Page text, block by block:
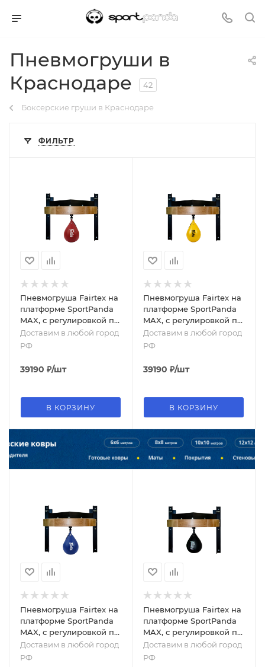
Пневмогруши в
Краснодаре
42
Боксерские груши в Краснодаре
ФИЛЬТР
Пневмогруша Fairtex на
платформе SportPanda
MAX, с регулировкой по
высоте, красный
Доставим в любой город
РФ
39190 ₽/шт
В КОРЗИНУ
Пневмогруша Fairtex на
платформе SportPanda
MAX, с регулировкой по
высоте, желтый
Доставим в любой город
РФ
39190 ₽/шт
В КОРЗИНУ
Пневмогруша Fairtex на
платформе SportPanda
MAX, с регулировкой по
высоте, синий
Доставим в любой город
РФ
Пневмогруша Fairtex на
платформе SportPanda
MAX, с регулировкой по
высоте, черный
Доставим в любой город
РФ